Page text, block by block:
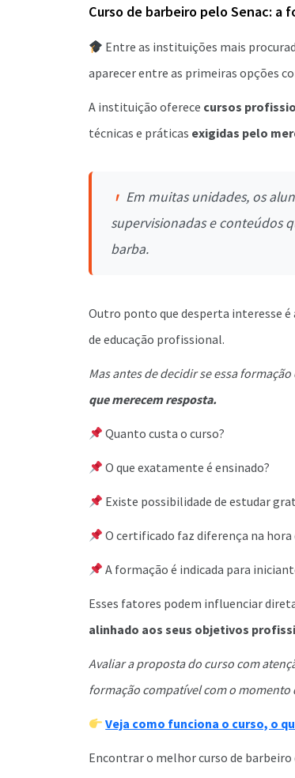
Curso de barbeiro pelo Senac: a
Entre as instituições mais
aparecer entre as primeiras opções
A instituição oferece cursos
técnicas e práticas exigidas pelo
Em muitas unidades, os
supervisionadas e conteúdos
barba.
Outro ponto que desperta interesse é
de educação profissional.
Mas antes de decidir se essa
que merecem resposta.
Quanto custa o curso?
O que exatamente é ensinado?
Existe possibilidade de estudar
O certificado faz diferença na hora
A formação é indicada para
Esses fatores podem influenciar
alinhado aos seus objetivos
Avaliar a proposta do curso com
formação compatível com o momento
Veja como funciona o curso, o
Encontrar o melhor curso de